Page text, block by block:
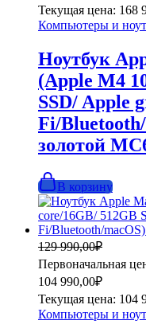
Текущая цена: 168
Компьютеры и
Ноутбук
(Apple M4
SSD/ Apple
Fi/
золотой
В корзину
129 990,00₽
Первоначальная
104 990,00₽
Текущая цена: 104
Компьютеры и